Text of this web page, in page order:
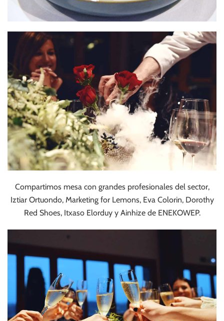
Compartimos mesa con grandes profesionales del sector,
Iztiar Ortuondo, Marketing for Lemons, Eva Colorin, Dorothy
Red Shoes, Itxaso Elorduy y Ainhize de ENEKOWEP.